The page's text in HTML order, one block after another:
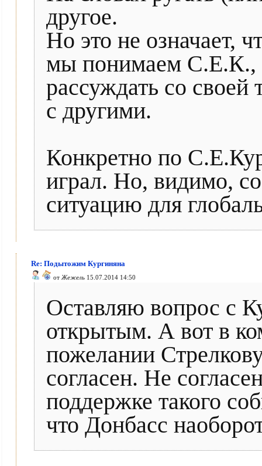
другое.
Но это не означает,
мы понимаем С.Е.К.,
рассуждать со своей
с другими.
Конкретно по
играл. Но, видимо,
ситуацию для
Re: Подытожим Кургиняна
от Жежель 15.07.2014 14:50
Оставляю вопрос с
открытым. А вот в
пожелании
согласен. Не
поддержке такого
что Донбасс